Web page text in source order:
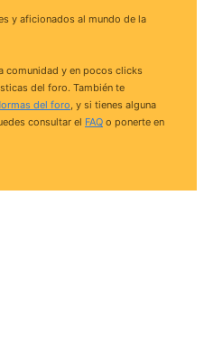
y aficionados al mundo de la
comunidad y en pocos clicks
del foro. También te
del foro, y si tienes alguna
consultar el FAQ o ponerte en